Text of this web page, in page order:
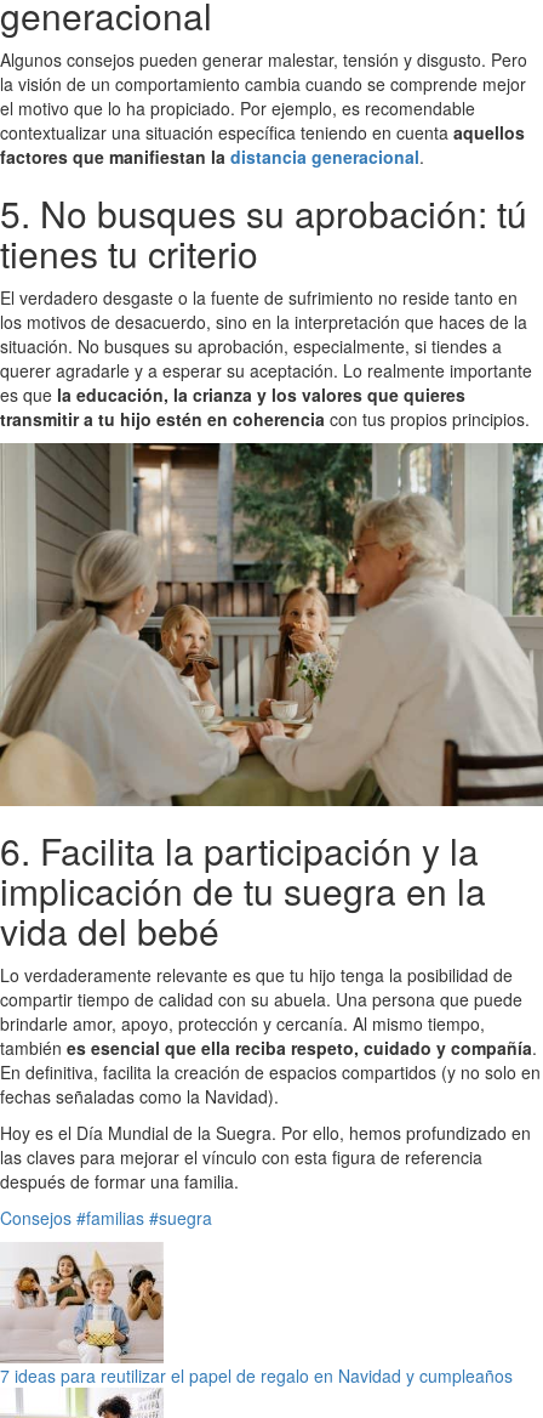
generacional
Algunos consejos pueden generar malestar, tensión y disgusto. Pero
la visión de un comportamiento cambia cuando se comprende mejor
el motivo que lo ha propiciado. Por ejemplo, es recomendable
contextualizar una situación específica teniendo en cuenta aquellos
factores que manifiestan la distancia generacional.
5. No busques su aprobación: tú
tienes tu criterio
El verdadero desgaste o la fuente de sufrimiento no reside tanto en
los motivos de desacuerdo, sino en la interpretación que haces de la
situación. No busques su aprobación, especialmente, si tiendes a
querer agradarle y a esperar su aceptación. Lo realmente importante
es que la educación, la crianza y los valores que quieres
transmitir a tu hijo estén en coherencia con tus propios principios.
6. Facilita la participación y la
implicación de tu suegra en la
vida del bebé
Lo verdaderamente relevante es que tu hijo tenga la posibilidad de
compartir tiempo de calidad con su abuela. Una persona que puede
brindarle amor, apoyo, protección y cercanía. Al mismo tiempo,
también es esencial que ella reciba respeto, cuidado y compañía.
En definitiva, facilita la creación de espacios compartidos (y no solo en
fechas señaladas como la Navidad).
Hoy es el Día Mundial de la Suegra. Por ello, hemos profundizado en
las claves para mejorar el vínculo con esta figura de referencia
después de formar una familia.
Consejos #familias #suegra
7 ideas para reutilizar el papel de regalo en Navidad y cumpleaños